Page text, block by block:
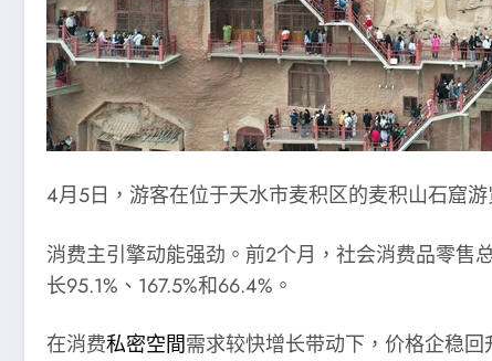
4月5日，游客在位于天水市麦积区的麦积山石窟
消费主引擎动能强劲。前2个月，社会消费品零售
长95.1%、167.5%和66.4%。
在消费私密空間需求较快增长带动下，价格企稳